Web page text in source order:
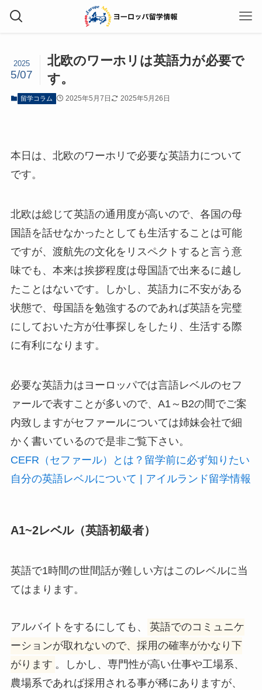
北欧のワーホリは英語力が必要で
す。
2025
5/07
留学コラム 2025年5月7日 2025年5月26日
本日は、北欧のワーホリで必要な英語力について
です。
北欧は総じて英語の通用度が高いので、各国の母
国語を話せなかったとしても生活することは可能
ですが、渡航先の文化をリスペクトすると言う意
味でも、本来は挨拶程度は母国語で出来るに越し
たことはないです。しかし、英語力に不安がある
状態で、母国語を勉強するのであれば英語を完璧
にしておいた方が仕事探しをしたり、生活する際
に有利になります。
必要な英語力はヨーロッパでは言語レベルのセフ
ァールで表すことが多いので、A1～B2の間でご案
内致しますがセファールについては姉妹会社で細
かく書いているので是非ご覧下さい。
CEFR（セファール）とは？留学前に必ず知りたい
自分の英語レベルについて | アイルランド留学情報
A1~2レベル（英語初級者）
英語で1時間の世間話が難しい方はこのレベルに当
てはまります。
アルバイトをするにしても、
英語でのコミュニケ
ーションが取れないので、採用の確率がかなり下
がります 。しかし、専門性が高い仕事や工場系、
農場系であれば採用される事が稀にありますが、